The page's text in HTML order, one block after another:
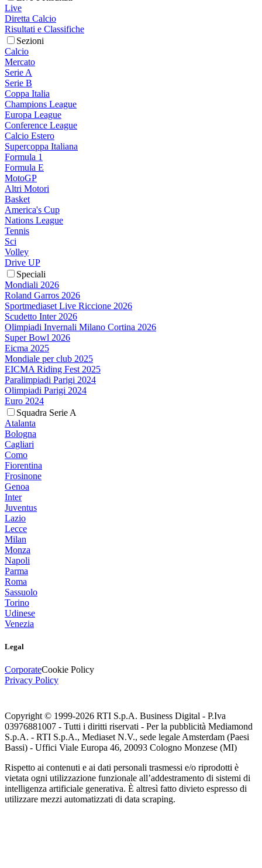
Live
Diretta Calcio
Risultati e Classifiche
Sezioni
Calcio
Mercato
Serie A
Serie B
Coppa Italia
Champions League
Europa League
Conference League
Calcio Estero
Supercoppa Italiana
Formula 1
Formula E
MotoGP
Altri Motori
Basket
America's Cup
Nations League
Tennis
Sci
Volley
Drive UP
Speciali
Mondiali 2026
Roland Garros 2026
Sportmediaset Live Riccione 2026
Scudetto Inter 2026
Olimpiadi Invernali Milano Cortina 2026
Super Bowl 2026
Eicma 2025
Mondiale per club 2025
EICMA Riding Fest 2025
Paralimpiadi Parigi 2024
Olimpiadi Parigi 2024
Euro 2024
Squadra Serie A
Atalanta
Bologna
Cagliari
Como
Fiorentina
Frosinone
Genoa
Inter
Juventus
Lazio
Lecce
Milan
Monza
Napoli
Parma
Roma
Sassuolo
Torino
Udinese
Venezia
Legal
CorporateCookie Policy
Privacy Policy
Copyright © 1999-2026 RTI S.p.A. Business Digital - P.Iva
03976881007 - Tutti i diritti riservati - Per la pubblicità Mediamond
S.p.A. - RTI S.p.A., Mediaset N.V., sede legale Amsterdam (Paesi
Bassi) - Uffici Viale Europa 46, 20093 Cologno Monzese (MI)
Rispetto ai contenuti e ai dati personali trasmessi e/o riprodotti è
vietata ogni utilizzazione funzionale all’addestramento di sistemi di
intelligenza artificiale generativa. È altresì fatto divieto espresso di
utilizzare mezzi automatizzati di data scraping.